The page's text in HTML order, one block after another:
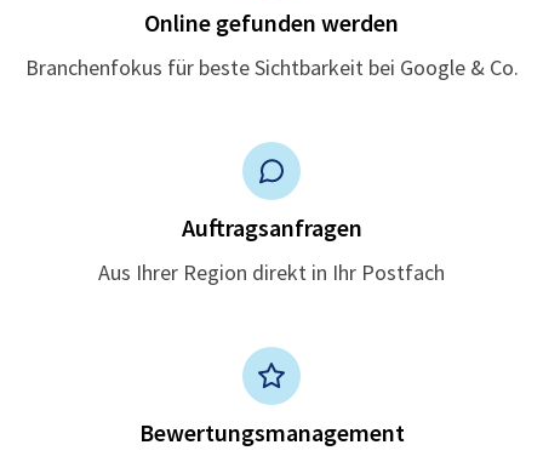
Online gefunden werden
Branchenfokus für beste Sichtbarkeit bei Google & Co.
Auftragsanfragen
Aus Ihrer Region direkt in Ihr Postfach
Bewertungsmanagement